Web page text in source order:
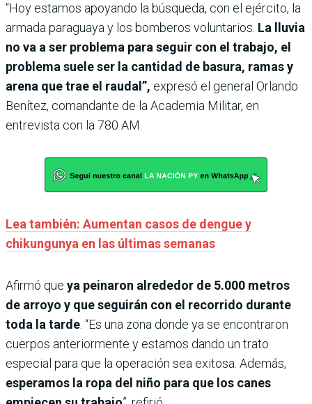
“Hoy estamos apoyando la búsqueda, con el ejército, la
armada paraguaya y los bomberos voluntarios. La lluvia
no va a ser problema para seguir con el trabajo, el
problema suele ser la cantidad de basura, ramas y
arena que trae el raudal”, expresó el general Orlando
Benítez, comandante de la Academia Militar, en
entrevista con la 780 AM.
Lea también: Aumentan casos de dengue y
chikungunya en las últimas semanas
Afirmó que ya peinaron alrededor de 5.000 metros
de arroyo y que seguirán con el recorrido durante
toda la tarde . “Es una zona donde ya se encontraron
cuerpos anteriormente y estamos dando un trato
especial para que la operación sea exitosa. Además,
esperamos la ropa del niño para que los canes